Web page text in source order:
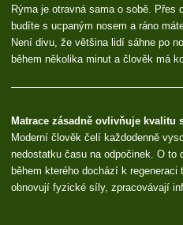
Rýma je otravná sama o sobě. Přes
budíte s ucpaným nosem a ráno
Není divu, že většina lidí sáhne po
během několika minut a člověk má
Matrace zásadně ovlivňuje kvalitu
Moderní člověk čelí každodenně
nedostatku času na odpočinek. O to
během kterého dochází k
obnovují fyzické síly, zpracovávají